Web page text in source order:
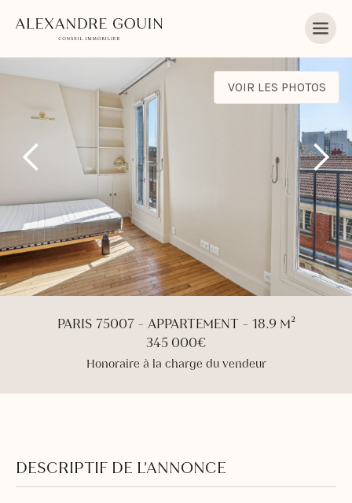
PARIS 75007 - APPARTEMENT - 18.9 M²
345 000€
Honoraire à la charge du vendeur
VOIR LES PHOTOS
DESCRIPTIF DE L’ANNONCE